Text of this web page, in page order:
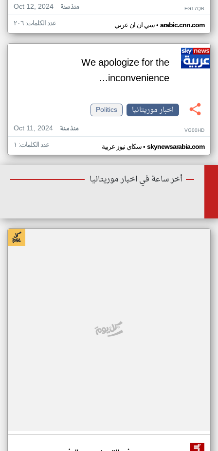
Oct 12, 2024
منذ سنة FG17QB
سي ان ان عربي• arabic.cnn.com عدد الكلمات: ٢٠٦
We apologize for the
inconvenience...
اخبار موريتانيا
Politics
Oct 11, 2024
منذ سنة VG00HD
سكاي نيوز عربية• skynewsarabia.com عدد الكلمات: ١
أخر ساعة في اخبار موريتانيا